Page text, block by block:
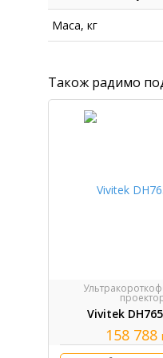
Маса, кг
Також радимо
Vivitek
158 788